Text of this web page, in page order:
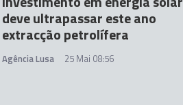
deve ultrapassar este ano
extracção petrolífera
Agência Lusa 25 Mai 08:56